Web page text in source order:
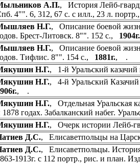
А.П., История Лейб-
4"". 6, 312, 67 с. с илл., 23 л.
Н.Г., Описание боевой
Брест-Литовск. 8"". 152 с., 1904г.
Н.Г., Описание боевой
Тифлис. 8"". 154 с., 1881г., .
Н.Г., 1-й Уральский
Н.Г., 4-й Уральский Казачий
, .
Н.Г., Отдельная Уральская
1878 годах. Забалканский набег.
Н.Г., Очерк истории Лейб-
Д.С., Елисаветпольцы на
Д.С., Елисаветпольцы. История
1913г. с 112 портр., рис. и план.